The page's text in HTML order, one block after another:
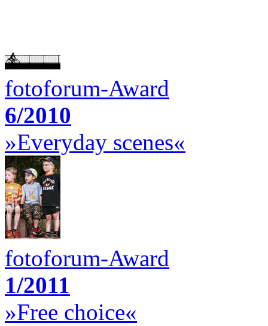
fotoforum-Award
6/2010
»Everyday scenes«
fotoforum-Award
1/2011
»Free choice«